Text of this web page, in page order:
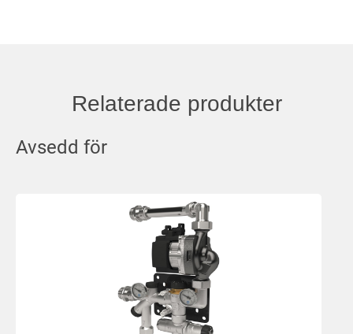
Relaterade produkter
Avsedd för